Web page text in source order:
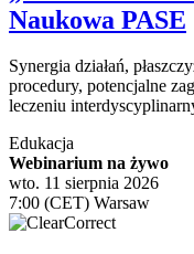
Naukowa PASE
Synergia działań,
procedury, potencjalne
leczeniu
Edukacja
Webinarium na żywo
wto. 11 sierpnia 2026
7:00 (CET) Warsaw